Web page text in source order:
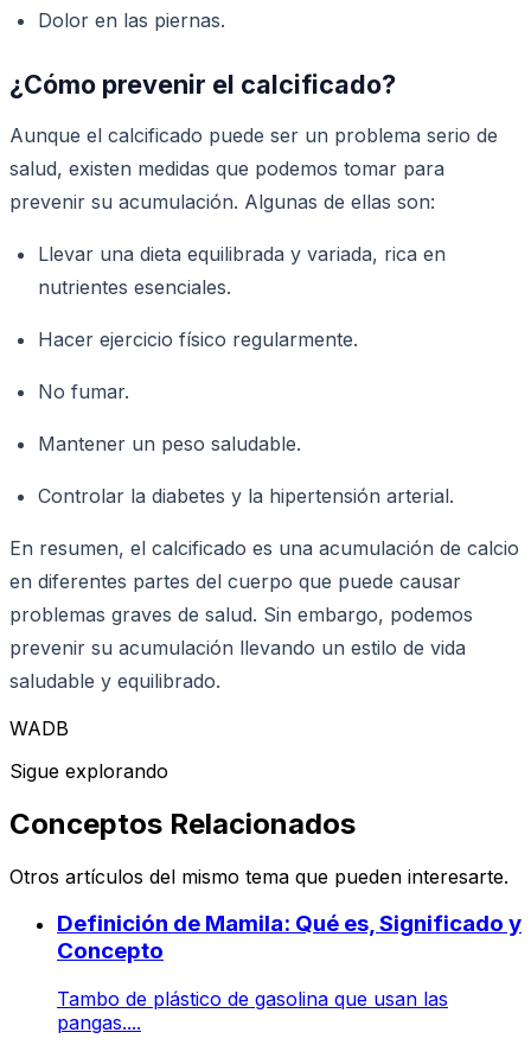
Dolor en las piernas.
¿Cómo prevenir el calcificado?
Aunque el calcificado puede ser un problema serio de
salud, existen medidas que podemos tomar para
prevenir su acumulación. Algunas de ellas son:
Llevar una dieta equilibrada y variada, rica en
nutrientes esenciales.
Hacer ejercicio físico regularmente.
No fumar.
Mantener un peso saludable.
Controlar la diabetes y la hipertensión arterial.
En resumen, el calcificado es una acumulación de calcio
en diferentes partes del cuerpo que puede causar
problemas graves de salud. Sin embargo, podemos
prevenir su acumulación llevando un estilo de vida
saludable y equilibrado.
WADB
Sigue explorando
Conceptos Relacionados
Otros artículos del mismo tema que pueden interesarte.
Definición de Mamila: Qué es, Significado y
Concepto
Tambo de plástico de gasolina que usan las
pangas....